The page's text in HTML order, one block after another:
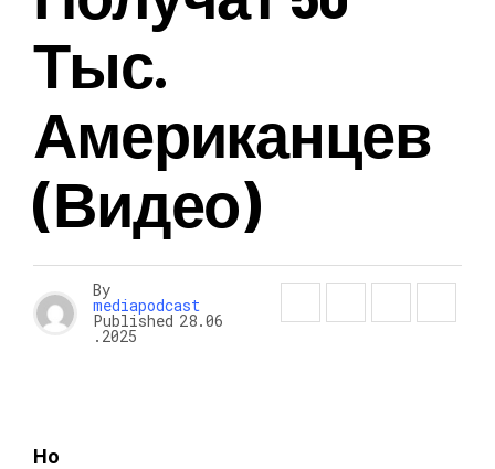
Тыс.
Американцев
(видео)
By
mediapodcast
Published 28.06
.2025
Но